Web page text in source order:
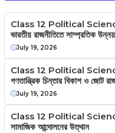
Class 12 Political
ভারতীয় রাজনীতিতে সাম্প্রতিক
July 19, 2026
Class 12 Political
গণতান্ত্রিক চিন্তার বিকাশ ও জোট
July 19, 2026
Class 12 Political
সামাজিক আন্দোলনের উত্থান